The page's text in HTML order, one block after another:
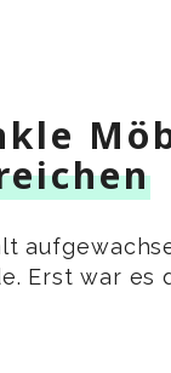
Erst war es